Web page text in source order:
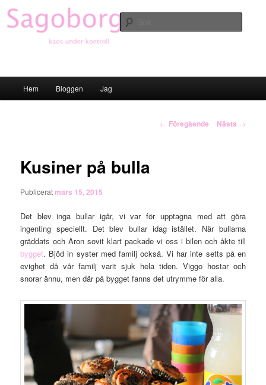
Hoppa
till
primärt
Hem Bloggen Jag
Inläggsnavigering
← Föregående Nästa →
Kusiner på bulla
Publicerat mars 15, 2015
Det blev inga bullar igår, vi var för upptagna med att göra
ingenting speciellt. Det blev bullar idag istället. När bullarna
gräddats och Aron sovit klart packade vi oss i bilen och åkte till
bygget. Bjöd in syster med familj också. Vi har inte setts på en
evighet då vår familj varit sjuk hela tiden. Viggo hostar och
snorar ännu, men där på bygget fanns det utrymme för alla.